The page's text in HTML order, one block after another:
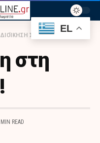
ΣΤΗ ΛΕΦΕΔ ΧΊΟΥ!
στη
READ
EL